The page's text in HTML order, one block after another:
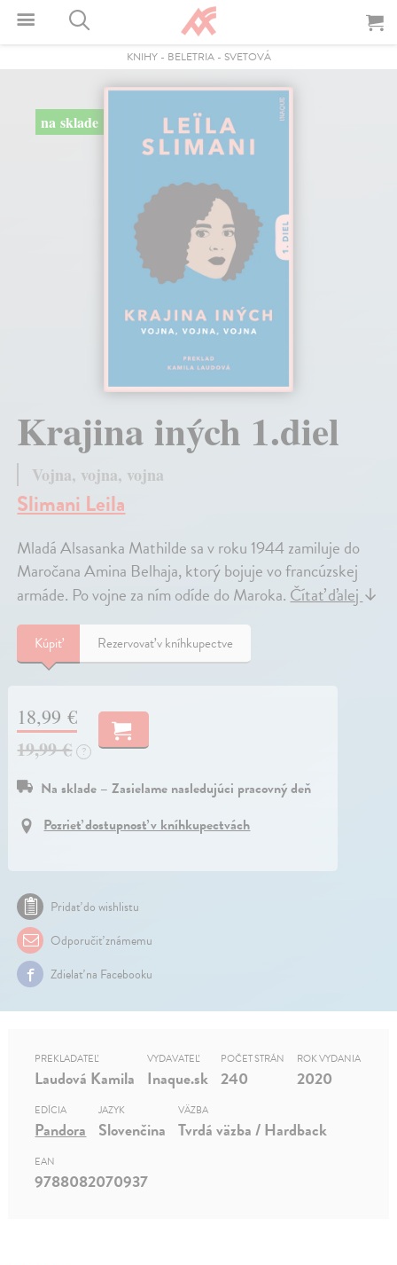
KNIHY- BELETRIA- SVETOVÁ
na sklade
Krajina iných 1.diel
Vojna, vojna, vojna
Slimani Leila
Mladá Alsasanka Mathilde sa v roku 1944 zamiluje do
Maročana Amina Belhaja, ktorý bojuje vo francúzskej
armáde. Po vojne za ním odíde do Maroka.Čítať ďalej↓
Kúpiť Rezervovať v kníhkupectve
18,99 €
19,99 €
?
Na sklade – Zasielame nasledujúci pracovný deň
Pozrieť dostupnosť v kníhkupectvách
Pridať do wishlistu
Odporučiť známemu
Zdielať na Facebooku
PREKLADATEĽ
Laudová Kamila
VYDAVATEĽ
Inaque.sk
POČET STRÁN
240
ROK VYDANIA
2020
EDÍCIA
Pandora
JAZYK
Slovenčina
VÄZBA
Tvrdá väzba / Hardback
EAN
9788082070937